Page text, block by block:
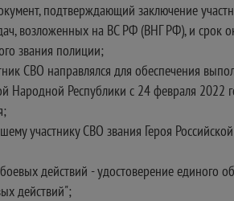
подтверждающий заключение
возложенных на ВС РФ (ВНГ РФ), и срок
звания полиции;
СВО направлялся для обеспечения
Республики с 24 февраля 2022
участнику СВО звания Героя
действий - удостоверение единого
действий";